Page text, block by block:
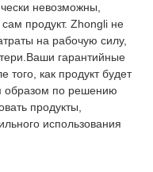
невозможны,
продукт. Zhongli не
на рабочую силу,
гарантийные
того, как продукт будет
образом по решению
продукты,
использования